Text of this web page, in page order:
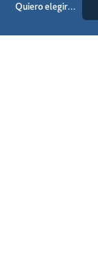
Quiero elegir...